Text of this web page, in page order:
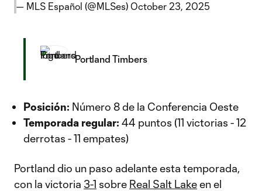
— MLS Español (@MLSes) October 23, 2025
Portland Timbers
Posición: Número 8 de la Conferencia Oeste
Temporada regular: 44 puntos (11 victorias - 12
derrotas - 11 empates)
Portland dio un paso adelante esta temporada,
con la victoria 3-1 sobre Real Salt Lakeen el